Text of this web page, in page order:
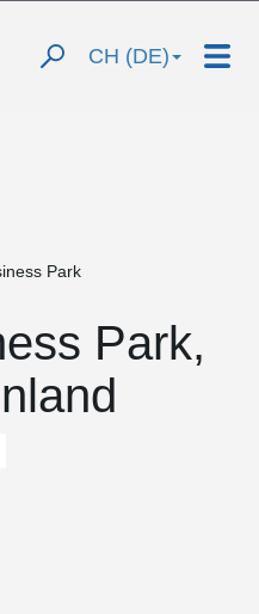
CH (DE)
Park
Park,